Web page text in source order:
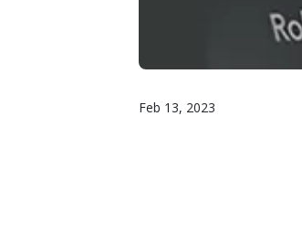
Feb 13, 2023